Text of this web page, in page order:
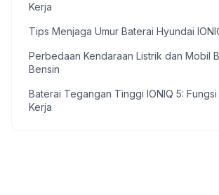
Kerja
Tips Menjaga Umur Baterai Hyundai
Perbedaan Kendaraan Listrik dan Mobil
Bensin
Baterai Tegangan Tinggi IONIQ 5:
Kerja